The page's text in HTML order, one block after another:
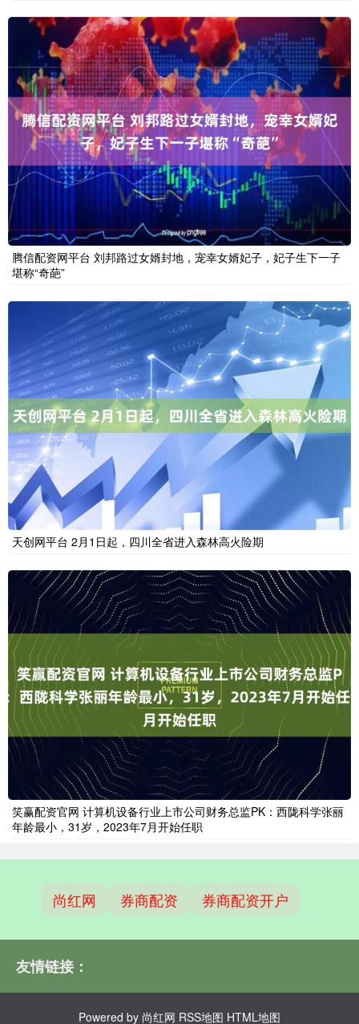
腾信配资网平台 刘邦路过女婿封地，宠幸女婿妃子，妃子生下一子
堪称“奇葩”
天创网平台 2月1日起，四川全省进入森林高火险期
笑赢配资官网 计算机设备行业上市公司财务总监PK：西陇科学张丽
年龄最小，31岁，2023年7月开始任职
尚红网 券商配资 券商配资开户
友情链接：
Powered by 尚红网 RSS地图 HTML地图